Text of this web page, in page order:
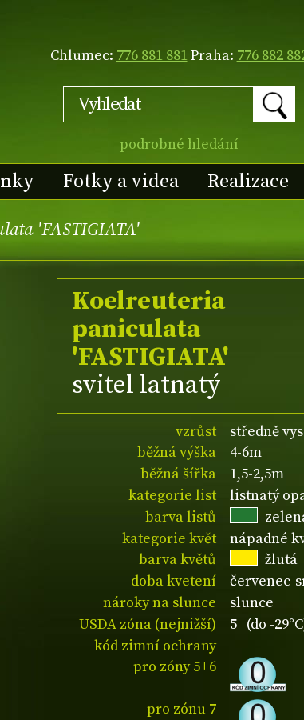
Chlumec: 776 881 881Praha: 776 882
podrobné hledání
Fotky a videa Realizace
'FASTIGIATA'
Koelreuteria
paniculata
'FASTIGIATA'
svitel latnatý
vzrůst
středně
běžná výška
4-6m
běžná šířka
1,5-2,5m
kategorie list
listnatý
barva listů
kategorie květ
nápadné
barva květů
žlutá
doba kvetení
červenec-
nároky na slunce
slunce
USDA zóna (nejnižší)
5 (do -
kód zimní ochrany
pro zóny 5+6
pro zónu 7